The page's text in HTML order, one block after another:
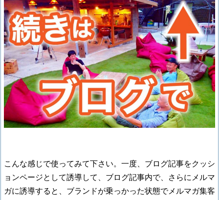
こんな感じで使ってみて下さい。一度、ブログ記事をクッシ
ョンページとして誘導して、ブログ記事内で、さらにメルマ
ガに誘導すると、ブランドが乗っかった状態でメルマガ集客